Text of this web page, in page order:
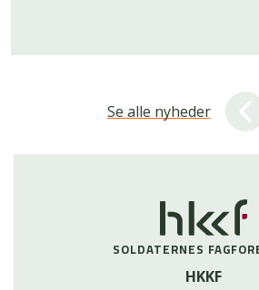
Se alle nyheder
SOLDATERNES
HKKF